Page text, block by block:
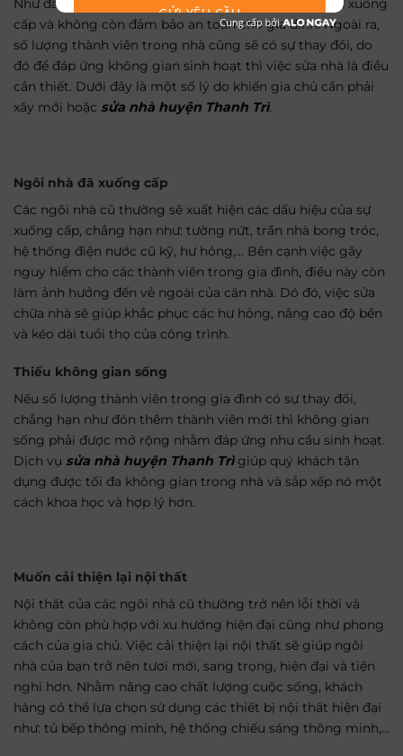
Như đã nói ở trên, ngôi nhà theo thời gian sẽ trở nên xuống
cấp và không còn đảm bảo an toàn cho gia đình. Ngoài ra,
số lượng thành viên trong nhà cũng sẽ có sự thay đổi, do
đó để đáp ứng không gian sinh hoạt thì việc sửa nhà là điều
cần thiết. Dưới đây là một số lý do khiến gia chủ cần phải
xây mới hoặc sửa nhà huyện Thanh Trì.
Ngôi nhà đã xuống cấp
Các ngôi nhà cũ thường sẽ xuất hiện các dấu hiệu của sự
xuống cấp, chẳng hạn như: tường nứt, trần nhà bong tróc,
hệ thống điện nước cũ kỹ, hư hỏng,… Bên cạnh việc gây
nguy hiểm cho các thành viên trong gia đình, điều này còn
làm ảnh hưởng đến vẻ ngoài của căn nhà. Dó đó, việc sửa
chữa nhà sẽ giúp khắc phục các hư hỏng, nâng cao độ bền
và kéo dài tuổi thọ của công trình.
Thiếu không gian sống
Nếu số lượng thành viên trong gia đình có sự thay đổi,
chẳng hạn như đón thêm thành viên mới thì không gian
sống phải được mở rộng nhằm đáp ứng nhu cầu sinh hoạt.
Dịch vụ sửa nhà huyện Thanh Trì giúp quý khách tận
dụng được tối đa không gian trong nhà và sắp xếp nó một
cách khoa học và hợp lý hơn.
Muốn cải thiện lại nội thất
Nội thất của các ngôi nhà cũ thường trở nên lỗi thời và
không còn phù hợp với xu hướng hiện đại cũng như phong
cách của gia chủ. Việc cải thiện lại nội thất sẽ giúp ngôi
nhà của bạn trở nên tươi mới, sang trọng, hiện đại và tiện
nghi hơn. Nhằm nâng cao chất lượng cuộc sống, khách
hàng có thể lựa chọn sử dụng các thiết bị nội thất hiện đại
như: tủ bếp thông minh, hệ thống chiếu sáng thông minh,…
GỬI YÊU CẦU